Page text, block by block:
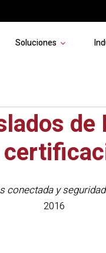
Soluciones
conectada y
2016